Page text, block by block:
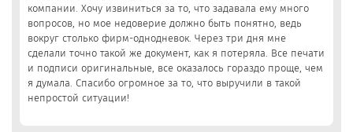
компании. Хочу извиниться за то, что задавала ему много
вопросов, но мое недоверие должно быть понятно, ведь
вокруг столько фирм-однодневок. Через три дня мне
сделали точно такой же документ, как я потеряла. Все печати
и подписи оригинальные, все оказалось гораздо проще, чем
я думала. Спасибо огромное за то, что выручили в такой
непростой ситуации!